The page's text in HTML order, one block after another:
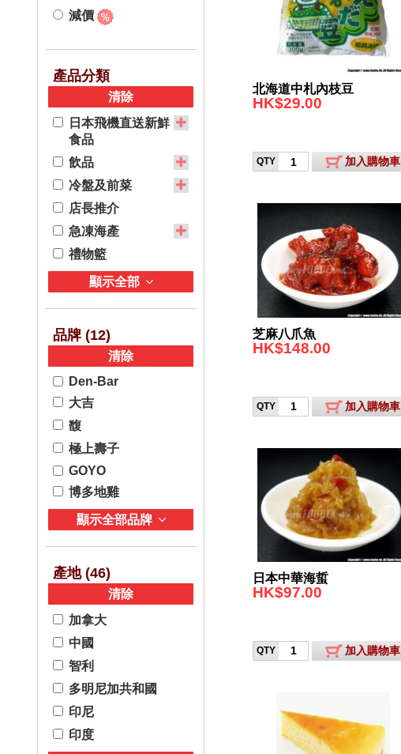
調味料及醬汁
減價
產品分類
清除
日本飛機直送新鮮
食品
飲品
冷盤及前菜
店長推介
急凍海產
禮物籃
顯示全部
品牌 (12)
清除
Den-Bar
大吉
馥
極上壽子
GOYO
博多地雞
顯示全部品牌
產地 (46)
清除
加拿大
中國
智利
多明尼加共和國
印尼
印度
北海道中札內枝豆
HK$29.00
QTY 加入購物車
芝麻八爪魚
HK$148.00
QTY 加入購物車
日本中華海蜇
HK$97.00
QTY 加入購物車